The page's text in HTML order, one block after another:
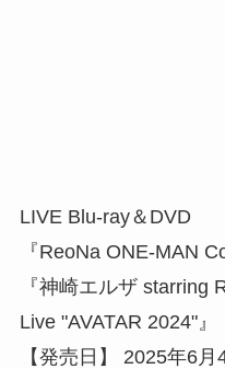
LIVE Blu-ray＆DVD
『ReoNa ONE-MAN
『神崎エルザ starring
Live "AVATAR 2024"』
【発売日】 2025年6月